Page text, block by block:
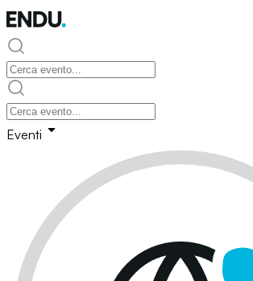
Eventi